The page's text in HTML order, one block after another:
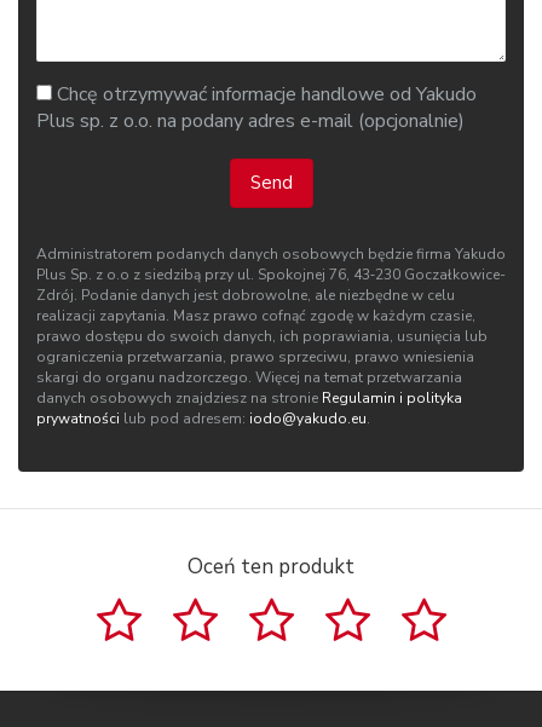
Chcę otrzymywać informacje handlowe od Yakudo
Plus sp. z o.o. na podany adres e-mail (opcjonalnie)
Send
Administratorem podanych danych osobowych będzie firma Yakudo
Plus Sp. z o.o z siedzibą przy ul. Spokojnej 76, 43‑230 Goczałkowice-
Zdrój. Podanie danych jest dobrowolne, ale niezbędne w celu
realizacji zapytania. Masz prawo cofnąć zgodę w każdym czasie,
prawo dostępu do swoich danych, ich poprawiania, usunięcia lub
ograniczenia przetwarzania, prawo sprzeciwu, prawo wniesienia
skargi do organu nadzorczego. Więcej na temat przetwarzania
danych osobowych znajdziesz na stronie Regulamin i polityka
prywatności lub pod adresem: iodo@yakudo.eu.
Oceń ten produkt